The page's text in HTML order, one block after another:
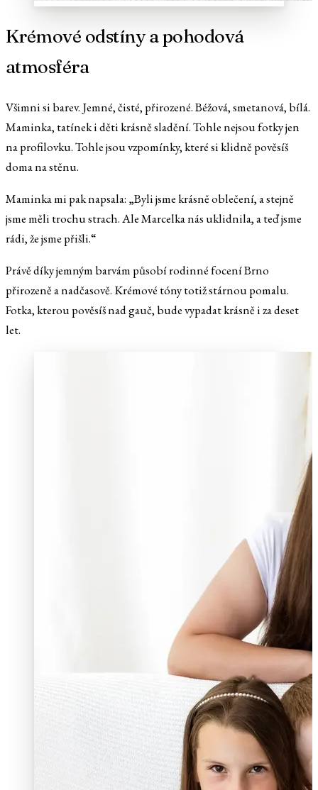
Krémové odstíny a pohodová
atmosféra
Všimni si barev. Jemné, čisté, přirozené. Béžová, smetanová, bílá.
Maminka, tatínek i děti krásně sladění. Tohle nejsou fotky jen
na profilovku. Tohle jsou vzpomínky, které si klidně pověsíš
doma na stěnu.
Maminka mi pak napsala: „Byli jsme krásně oblečení, a stejně
jsme měli trochu strach. Ale Marcelka nás uklidnila, a teď jsme
rádi, že jsme přišli.“
Právě díky jemným barvám působí rodinné focení Brno
přirozeně a nadčasově. Krémové tóny totiž stárnou pomalu.
Fotka, kterou pověsíš nad gauč, bude vypadat krásně i za deset
let.